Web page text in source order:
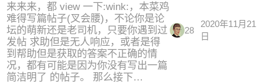
来来来，都 view 一下:wink:，本菜鸡
难得写篇帖子(叉会腰)，不论你是论
坛的萌新还是老司机，只要你遇到过
发帖 求助但是无人响应，或者是得
到帮助但是获取的答案不正确的情
况，都有可能是因为你没有写出一篇
简洁明了 的帖子。 那么接下…
28
2020年11月21
日